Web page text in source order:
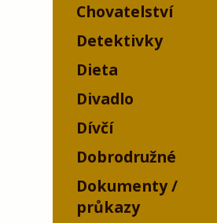
Chovatelství
Detektivky
Dieta
Divadlo
Dívčí
Dobrodružné
Dokumenty /
průkazy